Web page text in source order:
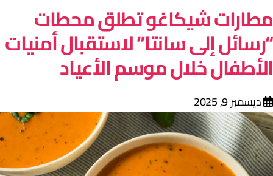
شيكاغو تطلق محطات
إلى سانتا” لاستقبال أمنيات
خلال موسم الأعياد
ديسمبر 9, 2025